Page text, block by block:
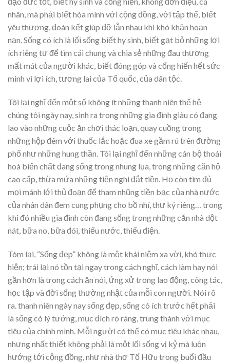
nhân, mà phải biết hòa mình với cộng đồng, với tập thể, biết
yêu thương, đoàn kết giúp đỡ lẫn nhau khi khó khăn hoạn
nạn. Sống có ích là lối sống biết hy sinh, biết gạt bỏ những lợi
ích riêng tư để tìm cái chung và chia sẻ những đau thương
mất mát của người khác, biết đóng góp và cống hiến hết sức
mình vì lợi ích, tương lai của Tổ quốc, của dân tộc.
Tôi lại nghĩ đến một số không ít những thanh niên thế hệ
chúng tôi ngày nay, sinh ra trong những gia đình giàu có đang
lao vào những cuộc ăn chơi thác loạn, quay cuồng trong
những hộp đêm với thuốc lắc hoặc đua xe gầm rú trên đường
phố như những hung thần. Tôi lại nghĩ đến những cán bộ thoái
hoá biến chất đang sống trong nhung lụa, trong những căn hộ
cao cấp, thừa mứa những tiện nghi đắt tiền. Họ còn tìm đủ
mọi mánh lới thủ đoạn để tham nhũng tiền bạc của nhà nước
của nhân dân đem cung phụng cho bồ nhí, thư ký riêng… trong
khi đó nhiều gia đình còn đang sống trong những căn nhà dột
nát, bữa no, bữa đói, thiếu nước, thiếu điện.
Tóm lại, “Sống đẹp” không là một khái niệm xa vời, khó thực
hiện; trái lại nó tồn tại ngay trong cách nghĩ, cách làm hay nói
gần hơn là trong cách ăn nói, ứng xử trong lao động, công tác,
học tập và đời sống thường nhật của mỗi con người. Nói rõ
ra. thanh niên ngày nay sống đẹp, sống có ích trước hết phải
là sống có lý tưởng, mục đích rõ ràng, trung thành với mục
tiêu của chính mình. Mỗi người có thể có mục tiêu khác nhau,
nhưng nhất thiết không phải là một lối sống vị kỷ mà luôn
hướng tới cộng đồng, như nhà thơ Tố Hữu trong buổi đầu